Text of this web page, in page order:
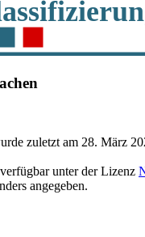
zuletzt am 28. März
unter der Lizenz
angegeben.